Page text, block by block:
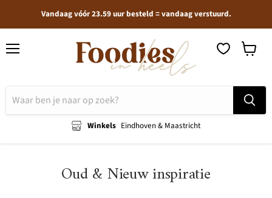
Vandaag vóór 23.59 uur besteld = vandaag verstuurd.
Winkels Eindhoven & Maastricht
Oud & Nieuw inspiratie